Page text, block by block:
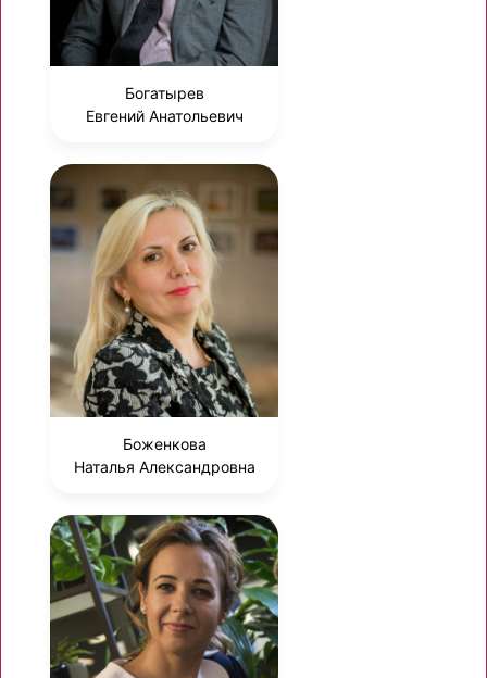
Богатырев
Евгений Анатольевич
Боженкова
Наталья Александровна